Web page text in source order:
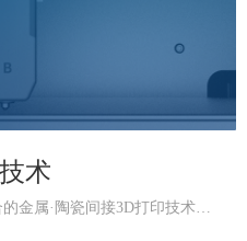
术
金属·陶瓷间接3D打印技术…